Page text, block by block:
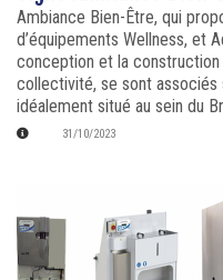
Ambiance Bien-Être, qui
d’équipements Wellness, et
conception et la construction
collectivité, se sont
idéalement situé au sein du
31/10/2023